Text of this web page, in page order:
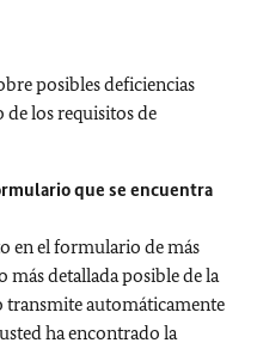
posibles deficiencias
los requisitos de
que se encuentra
en el formulario de más
más detallada posible de la
transmite automáticamente
ha encontrado la